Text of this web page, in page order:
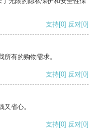
支持[0] 反对[0]
有的购物需求。
支持[0] 反对[0]
省心。
支持[0] 反对[0]